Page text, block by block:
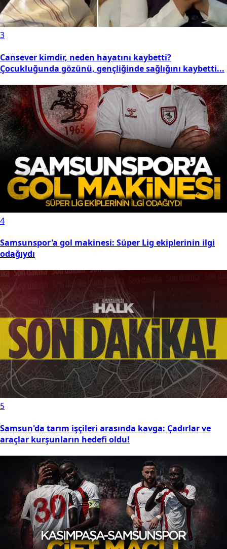
3
Cansever kimdir, neden hayatını kaybetti?
Çocukluğunda gözünü, gençliğinde sağlığını kaybetti...
4
Samsunspor'a gol makinesi: Süper Lig ekiplerinin ilgi
odağıydı
5
Samsun'da tarım işçileri arasında kavga: Çadırlar ve
araçlar kurşunların hedefi oldu!